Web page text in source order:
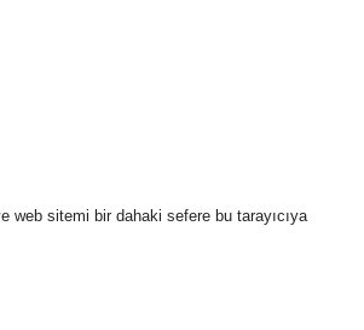
web sitemi bir dahaki sefere bu tarayıcıya